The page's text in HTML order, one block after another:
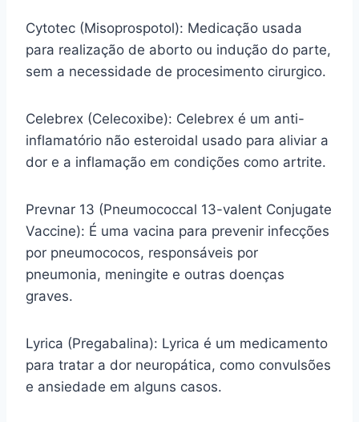
Cytotec (Misoprospotol): Medicação usada
para realização de aborto ou indução do parte,
sem a necessidade de procesimento cirurgico.
Celebrex (Celecoxibe): Celebrex é um anti-
inflamatório não esteroidal usado para aliviar a
dor e a inflamação em condições como artrite.
Prevnar 13 (Pneumococcal 13-valent Conjugate
Vaccine): É uma vacina para prevenir infecções
por pneumococos, responsáveis por
pneumonia, meningite e outras doenças
graves.
Lyrica (Pregabalina): Lyrica é um medicamento
para tratar a dor neuropática, como convulsões
e ansiedade em alguns casos.